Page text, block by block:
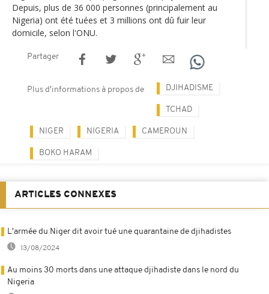
Depuis, plus de 36 000 personnes (principalement au
Nigeria) ont été tuées et 3 millions ont dû fuir leur
domicile, selon l'ONU.
Partager
Plus d'informations à propos de DJIHADISME
TCHAD
NIGER NIGERIA CAMEROUN
BOKO HARAM
ARTICLES CONNEXES
L'armée du Niger dit avoir tué une quarantaine de djihadistes
13/08/2024
Au moins 30 morts dans une attaque djihadiste dans le nord du
Nigeria